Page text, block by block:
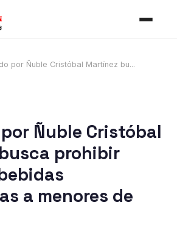
por Ñuble Cristóbal Martínez bu...
Ñuble Cristóbal
prohibir
a menores de